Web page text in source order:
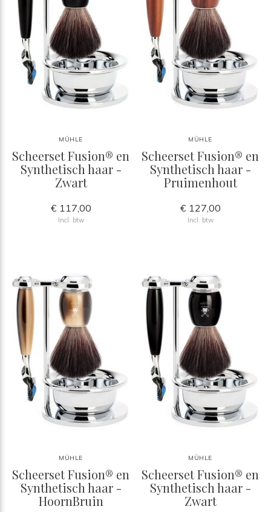
MÜHLE
Scheerset Fusion® en
Synthetisch haar -
Zwart
€ 117,00
Incl. btw
MÜHLE
Scheerset Fusion® en
Synthetisch haar -
Pruimenhout
€ 127,00
Incl. btw
MÜHLE
Scheerset Fusion® en
Synthetisch haar -
HoornBruin
MÜHLE
Scheerset Fusion® en
Synthetisch haar -
Zwart